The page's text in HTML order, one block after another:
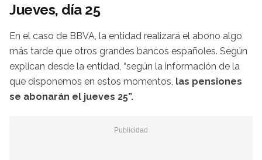
Jueves, día 25
En el caso de BBVA, la entidad realizará el abono algo
más tarde que otros grandes bancos españoles. Según
explican desde la entidad, “según la información de la
que disponemos en estos momentos, las pensiones
se abonarán el jueves 25”.